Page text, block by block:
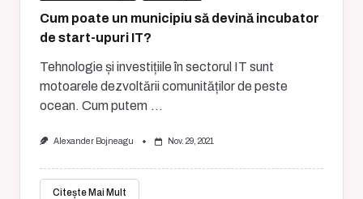
Cum poate un municipiu să devină incubator
de start-upuri IT?
Tehnologie și investițiile în sectorul IT sunt
motoarele dezvoltării comunităților de peste
ocean. Cum putem ...
Alexander Bojneagu Nov. 29, 2021
Citește Mai Mult